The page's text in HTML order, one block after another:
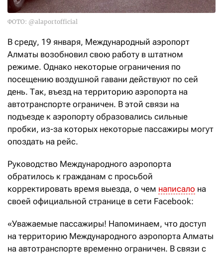
ФОТО: @alaportofficial
В среду, 19 января, Международный аэропорт
Алматы возобновил свою работу в штатном
режиме. Однако некоторые ограничения по
посещению воздушной гавани действуют по сей
день. Так, въезд на территорию аэропорта на
автотранспорте ограничен. В этой связи на
подъезде к аэропорту образовались сильные
пробки, из-за которых некоторые пассажиры могут
опоздать на рейс.
Руководство Международного аэропорта
обратилось к гражданам с просьбой
корректировать время выезда, о чем написало на
своей официальной странице в сети Facebook:
«Уважаемые пассажиры! Напоминаем, что доступ
на территорию Международного аэропорта Алматы
на автотранспорте временно ограничен. В связи с